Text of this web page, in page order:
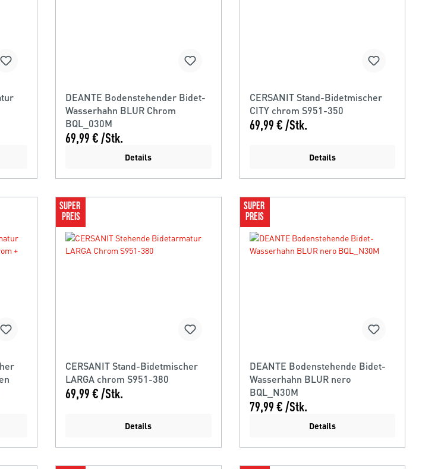
DEANTE Bodenstehender Bidet-
Wasserhahn BLUR Chrom
BQL_030M
69,99 € /Stk.
Details
CERSANIT Stand-Bidetmischer
CITY chrom S951-350
69,99 € /Stk.
Details
SUPER
PREIS
CERSANIT Stand-Bidetmischer
LARGA chrom S951-380
69,99 € /Stk.
Details
SUPER
PREIS
DEANTE Bodenstehende Bidet-
Wasserhahn BLUR nero
BQL_N30M
79,99 € /Stk.
Details